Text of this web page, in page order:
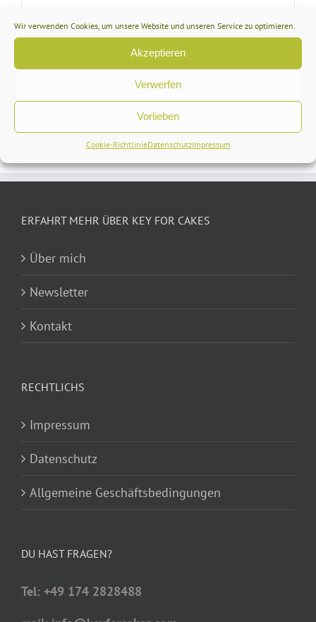
Wir verwenden Cookies, um unsere Website und unseren Service zu optimieren.
Akzeptieren
Verwerfen
Vorlieben
Cookie-RichtlinieDatenschutzImpressum
Gutscheinversand
ERFAHRT MEHR ÜBER KEY FOR CAKES
Über mich
Newsletter
Kontakt
RECHTLICHS
Impressum
Datenschutz
Allgemeine Geschäftsbedingungen
DU HAST FRAGEN?
Tel: +49 174 2828488